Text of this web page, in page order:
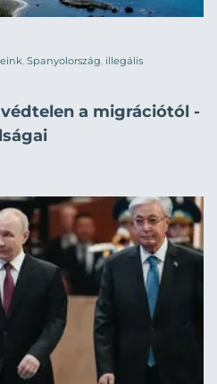
Spanyolország illegális
a migrációtól -